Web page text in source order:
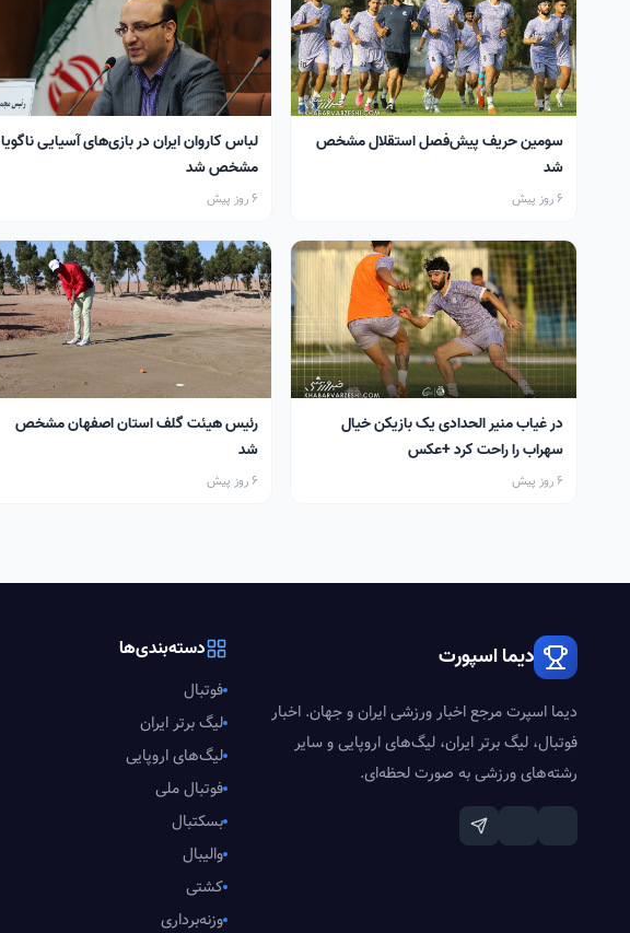
سومین حریف پیش‌فصل استقلال مشخص
شد
6 روز پیش
لباس کاروان ایران در بازی‌های آسیایی ناگویا
مشخص شد
6 روز پیش
در غیاب منیر الحدادی یک بازیکن خیال
سهراب را راحت کرد +عکس
6 روز پیش
رئیس هیئت گلف استان اصفهان مشخص
شد
6 روز پیش
دیما اسپورت
دیما اسپرت مرجع اخبار ورزشی ایران و جهان. اخبار
فوتبال، لیگ برتر ایران، لیگ‌های اروپایی و سایر
رشته‌های ورزشی به صورت لحظه‌ای.
دسته‌بندی‌ها
فوتبال
لیگ برتر ایران
لیگ‌های اروپایی
فوتبال ملی
بسکتبال
والیبال
کشتی
وزنه‌برداری